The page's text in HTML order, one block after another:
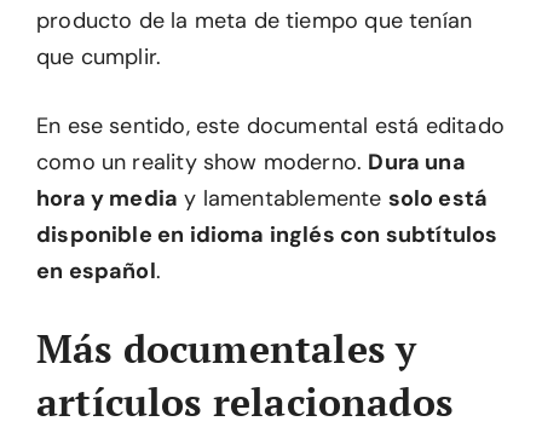
producto de la meta de tiempo que tenían
que cumplir.
En ese sentido, este documental está editado
como un reality show moderno. Dura una
hora y media y lamentablemente solo está
disponible en idioma inglés con subtítulos
en español.
Más documentales y
artículos relacionados